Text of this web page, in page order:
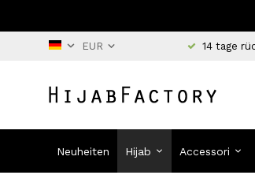
14 tage
Neuheiten Hijab Accessori